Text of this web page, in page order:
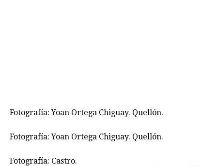
Fotografía: Yoan Ortega Chiguay. Quellón.
Fotografía: Yoan Ortega Chiguay. Quellón.
Fotografía: Castro.